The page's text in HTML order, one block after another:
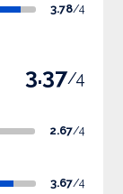
3.78/4
3.37/4
2.67/4
3.67/4